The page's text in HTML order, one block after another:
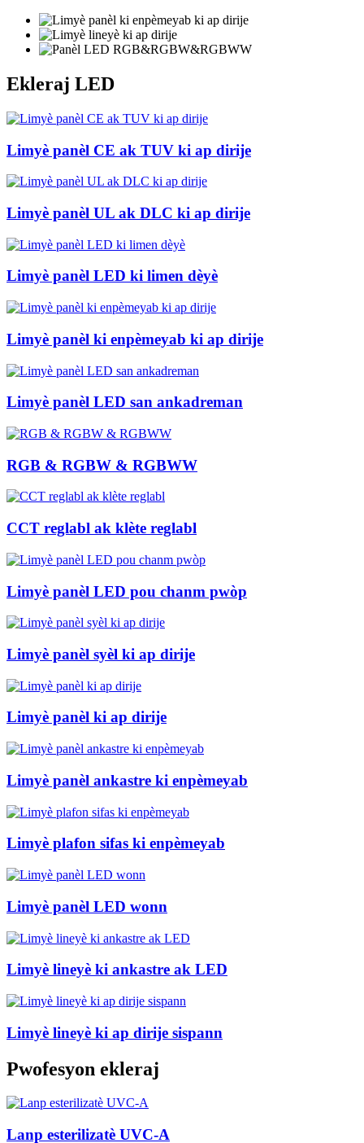
Ekleraj LED
Limyè panèl CE ak TUV ki ap dirije
Limyè panèl UL ak DLC ki ap dirije
Limyè panèl LED ki limen dèyè
Limyè panèl ki enpèmeyab ki ap dirije
Limyè panèl LED san ankadreman
RGB & RGBW & RGBWW
CCT reglabl ak klète reglabl
Limyè panèl LED pou chanm pwòp
Limyè panèl syèl ki ap dirije
Limyè panèl ki ap dirije
Limyè panèl ankastre ki enpèmeyab
Limyè plafon sifas ki enpèmeyab
Limyè panèl LED wonn
Limyè lineyè ki ankastre ak LED
Limyè lineyè ki ap dirije sispann
Pwofesyon ekleraj
Lanp esterilizatè UVC-A